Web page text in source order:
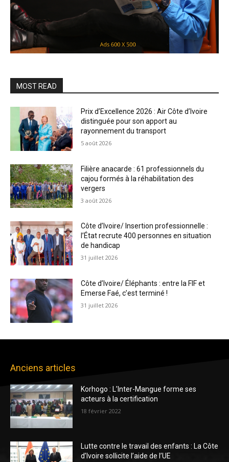
MOST READ
Prix d’Excellence 2026 : Air Côte d’Ivoire
distinguée pour son apport au
rayonnement du transport
5 août 2026
Filière anacarde : 61 professionnels du
cajou formés à la réhabilitation des
vergers
3 août 2026
Côte d’Ivoire/ Insertion professionnelle :
l’État recrute 400 personnes en situation
de handicap
31 juillet 2026
Côte d’Ivoire/ Éléphants : entre la FIF et
Emerse Faé, c’est terminé !
31 juillet 2026
Anciens articles
Korhogo : L’Inter-Mangue forme ses
acteurs à la certification
18 février 2022
Lutte contre le travail des enfants : La Côte
d’Ivoire sollicite l’aide de l’UE